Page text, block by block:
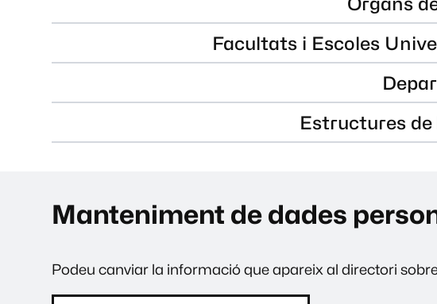
Facultats i Escoles
Estructures de
Manteniment de dades
Podeu canviar la informació que apareix al directori